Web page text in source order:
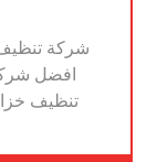
افضل
تنظيف